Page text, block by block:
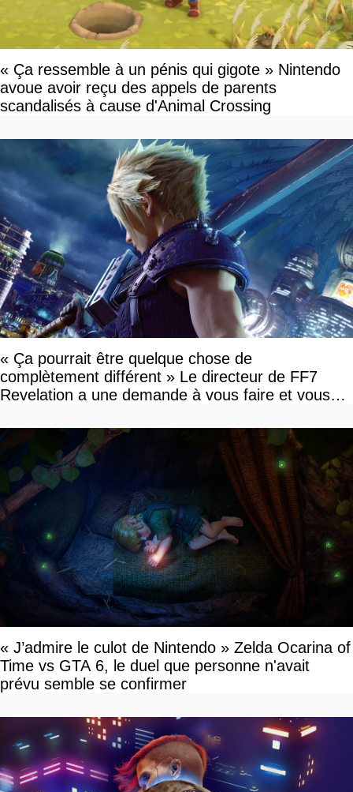
« Ça ressemble à un pénis qui gigote » Nintendo
avoue avoir reçu des appels de parents
scandalisés à cause d'Animal Crossing
« Ça pourrait être quelque chose de
complètement différent » Le directeur de FF7
Revelation a une demande à vous faire et vous
« J’admire le culot de Nintendo » Zelda Ocarina of
Time vs GTA 6, le duel que personne n'avait
prévu semble se confirmer